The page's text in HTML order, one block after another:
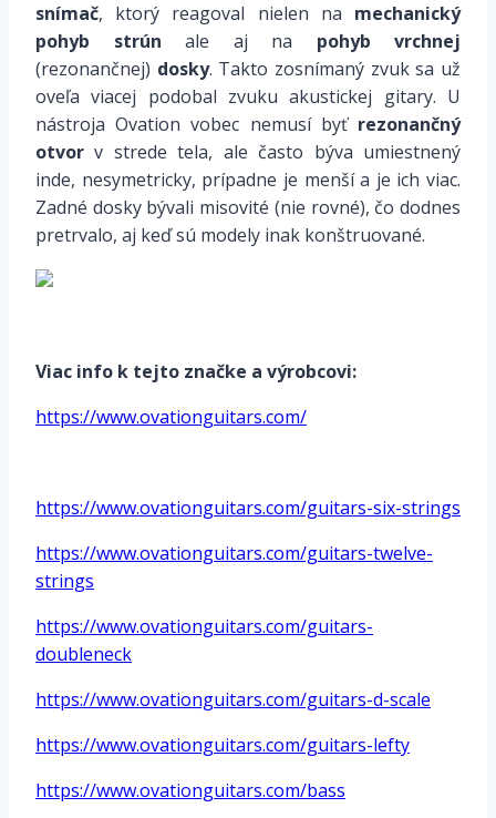
snímač, ktorý reagoval nielen na mechanický
pohyb strún ale aj na pohyb vrchnej
(rezonančnej) dosky. Takto zosnímaný zvuk sa už
oveľa viacej podobal zvuku akustickej gitary. U
nástroja Ovation vobec nemusí byť rezonančný
otvor v strede tela, ale často býva umiestnený
inde, nesymetricky, prípadne je menší a je ich viac.
Zadné dosky bývali misovité (nie rovné), čo dodnes
pretrvalo, aj keď sú modely inak konštruované.
Viac info k tejto značke a výrobcovi:
https://www.ovationguitars.com/
https://www.ovationguitars.com/guitars-six-strings
https://www.ovationguitars.com/guitars-twelve-
strings
https://www.ovationguitars.com/guitars-
doubleneck
https://www.ovationguitars.com/guitars-d-scale
https://www.ovationguitars.com/guitars-lefty
https://www.ovationguitars.com/bass